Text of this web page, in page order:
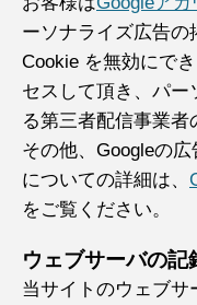
ーソナライズ広告
Cookie を無効にで
セスして頂き、パ
る第三者配信事業者
その他、Googleの
についての詳細は、
をご覧ください。
ウェブサーバの記
当サイトのウェブ